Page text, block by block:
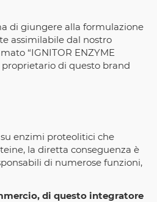
di giungere alla formulazione
assimilabile dal nostro
“IGNITOR ENZYME
di questo brand
enzimi proteolitici che
la diretta conseguenza è
di numerose funzioni,
di questo integratore